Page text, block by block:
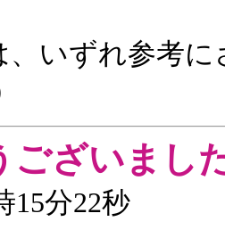
いずれ参考
ございまし
15分22秒